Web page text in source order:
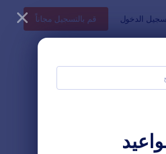
الدخول قم بالتسجيل مجاناً